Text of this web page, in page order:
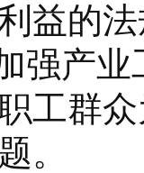
益的
强产
工群
。